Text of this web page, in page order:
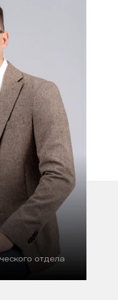
отдела